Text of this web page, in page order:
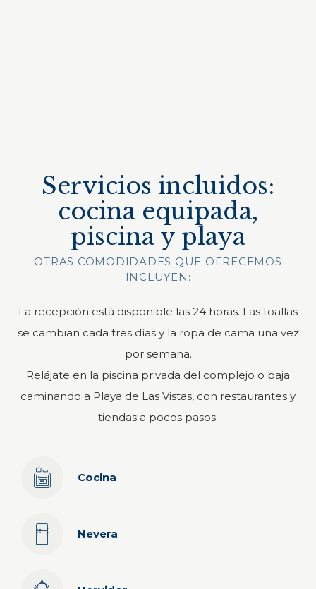
Servicios incluidos:
cocina equipada,
piscina y playa
OTRAS COMODIDADES QUE OFRECEMOS
INCLUYEN:
La recepción está disponible las 24 horas. Las toallas
se cambian cada tres días y la ropa de cama una vez
por semana.
Relájate en la piscina privada del complejo o baja
caminando a Playa de Las Vistas, con restaurantes y
tiendas a pocos pasos.
Cocina
Nevera